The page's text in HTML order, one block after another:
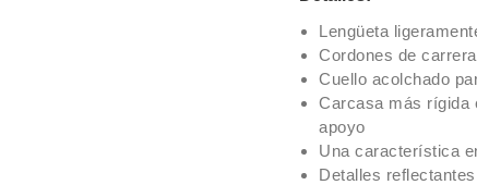
Lengüeta
Cordones de
Cuello acolchado
Carcasa más rígida
apoyo
Una característica
Detalles reflectantes